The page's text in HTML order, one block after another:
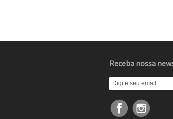
Receba nossa